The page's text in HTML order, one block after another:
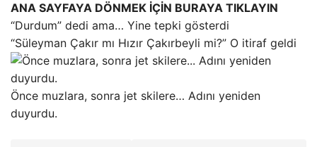
ANA SAYFAYA DÖNMEK İÇİN BURAYA TIKLAYIN
“Durdum” dedi ama… Yine tepki gösterdi
“Süleyman Çakır mı Hızır Çakırbeyli mi?” O itiraf geldi
Önce muzlara, sonra jet skilere… Adını yeniden
duyurdu.